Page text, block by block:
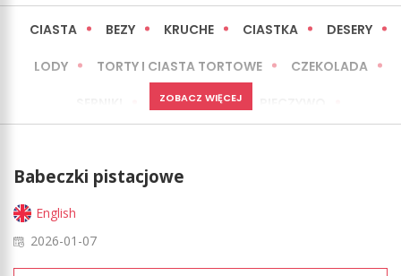
CIASTA BEZY KRUCHE CIASTKA DESERY
LODY TORTY I CIASTA TORTOWE CZEKOLADA
MINI WYPIEKI
LŻEJSZE / ZDROWSZE
ZOBACZ WIĘCEJ
Babeczki pistacjowe
English
2026-01-07